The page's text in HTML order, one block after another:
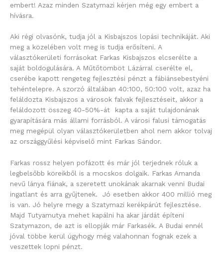
embert! Azaz minden Szatymazi kérjen még egy embert a
hívásra.
Aki régi olvasónk, tudja jól a Kisbajszos lopási technikáját. Aki
meg a közelében volt meg is tudja erősíteni. A
választókerületi forrásokat Farkas Kisbajszos elcserélte a
saját boldogulására. A Műtőtömböt Lázárral cserélte el,
cserébe kapott rengeteg fejlesztési pénzt a fábiánsebestyéni
tehéntelepre. A szorzó általában 40:100, 50:100 volt, azaz ha
feláldozta Kisbajszos a városok falvak fejlesztéseit, akkor a
feláldozott összeg 40-50%-át kapta a saját tulajdonának
gyarapítására más állami forrásból. A városi falusi támogatás
meg megépül olyan választókerületben ahol nem akkor tolvaj
az országgyűlési képviselő mint Farkas Sándor.
Farkas rossz helyen pofázott és már jól terjednek róluk a
legbelsőbb köreikből is a mocskos dolgaik. Farkas Amanda
nevű lánya fiának, a szeretett unokának akarnak venni Budai
ingatlant és arra gyűjtenek. Jó esetben akkor 400 millió meg
is van. Jó helyre megy a Szatymazi kerékpárút fejlesztése.
Majd Tutyamutya mehet kapálni ha akar járdát építeni
Szatymazon, de azt is ellopják már Farkasék. A Budai ennél
jóval többe kerül úgyhogy még valahonnan fognak ezek a
veszettek lopni pénzt.